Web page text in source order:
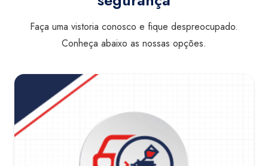
Faça uma vistoria conosco e fique despreocupado.
Conheça abaixo as nossas opções.